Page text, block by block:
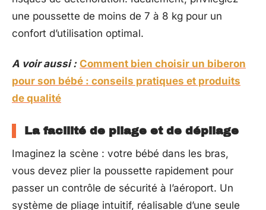
une poussette de moins de 7 à 8 kg pour un
confort d’utilisation optimal.
A voir aussi : Comment bien choisir un biberon
pour son bébé : conseils pratiques et produits
de qualité
La facilité de pliage et de dépliage
Imaginez la scène : votre bébé dans les bras,
vous devez plier la poussette rapidement pour
passer un contrôle de sécurité à l’aéroport. Un
système de pliage intuitif, réalisable d’une seule